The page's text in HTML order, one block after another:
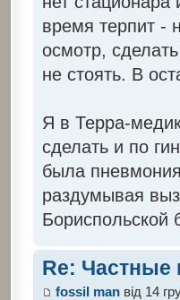
время терпит -
осмотр,
не стоять. В
Я в Терра-
сделать и по
была
раздумывая
Бориспольской
Re: Частные
fossil manвід 14